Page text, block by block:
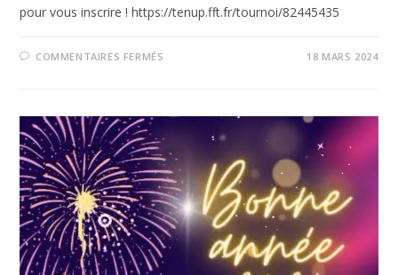
pour vous inscrire ! https://tenup.fft.fr/tournoi/82445435
COMMENTAIRES FERMÉS 18 MARS 2024